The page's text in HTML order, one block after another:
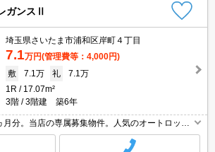
ガンスⅡ
埼玉県さいたま市浦和区岸町４丁目
7.1万円(管理費等：4,000円)
敷
7.1万 礼
7.1万
1R
17.07m²
3階
3階建 築6年
分。当店の専属募集物件。人気のオートロック
クレジットカードで契約金払えます。店長のお薦
わせください。